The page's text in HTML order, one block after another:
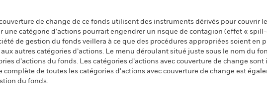
couverture de change de ce fonds utilisent des instruments dérivés pour couvrir
une catégorie d’actions pourrait engendrer un risque de contagion (effet «
de gestion du fonds veillera à ce que des procédures appropriées soient en
autres catégories d’actions. Le menu déroulant situé juste sous le nom du
d’actions du fonds. Les catégories d’actions avec couverture de change
de toutes les catégories d'actions avec couverture de change est
du fonds.